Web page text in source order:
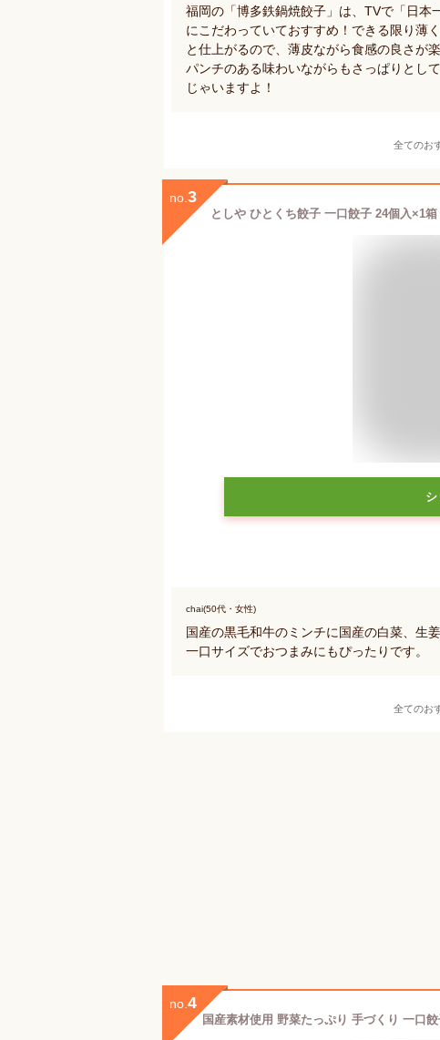
福岡の「博多鉄鍋焼餃子」は、TVで「日本
にこだわっていておすすめ！できる限り薄
と仕上がるので、薄皮ながら食感の良さが
パンチのある味わいながらもさっぱりとし
じゃいますよ！
全てのお
no. 3
としや ひとくち餃子 一口餃子 24個入×1
chai(50代・女性)
国産の黒毛和牛のミンチに国産の白菜、生
一口サイズでおつまみにもぴったりです。
全てのお
no. 4